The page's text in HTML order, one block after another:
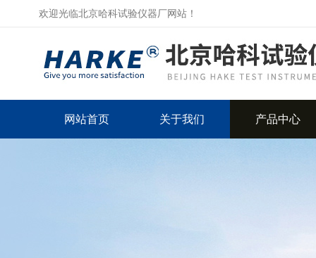
欢迎光临北京哈科试验仪器厂网站！
网站首页 关于我们 产品中心